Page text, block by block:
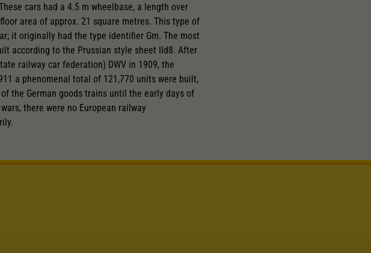
cars had a 4.5 m wheelbase, a length over
area of approx. 21 square metres. This type of
it originally had the type identifier Gm. The most
according to the Prussian style sheet IId8. After
railway car federation) DWV in 1909, the
a phenomenal total of 121,770 units were built,
the German goods trains until the early days of
there were no European railway